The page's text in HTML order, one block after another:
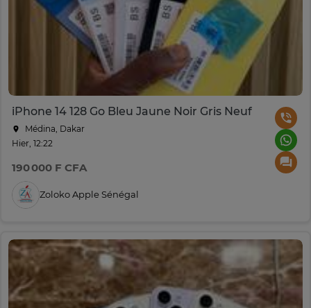
iPhone 14 128 Go Bleu Jaune Noir Gris Neuf
Médina, Dakar
Hier, 12:22
190 000 F CFA
Zoloko Apple Sénégal